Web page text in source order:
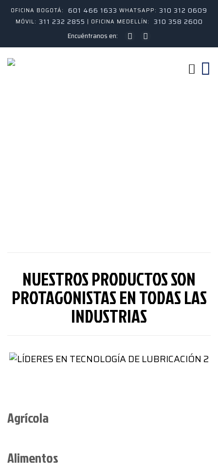
OFICINA BOGOTÁ: 601 466 1633 WHATSAPP: 310 312 0609
MÓVIL: 311 232 2855 | OFICINA MEDELLÍN: 310 358 2600
Encuéntranos en:
NUESTROS PRODUCTOS SON
PROTAGONISTAS EN TODAS LAS
INDUSTRIAS
Agrícola
Alimentos